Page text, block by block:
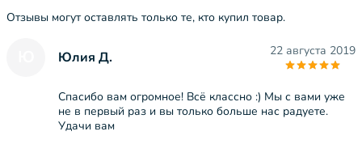
Отзывы могут оставлять только те, кто купил товар.
Юлия Д. 22 августа 2019
Спасибо вам огромное! Всё классно :) Мы с вами уже
не в первый раз и вы только больше нас радуете.
Удачи вам